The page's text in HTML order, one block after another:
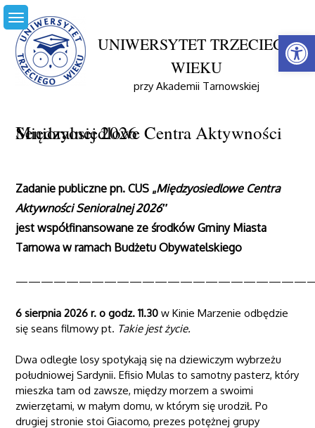
Skip
to
content
UNIWERSYTET TRZECIEGO
WIEKU
przy Akademii Tarnowskiej
Home
Międzyosiedlowe Centrum Aktywności Senioralnej
(MCAS)
Międzyosiedlowe Centra Aktywności Senioralnej 2026
Międzyosiedlowe Centra Aktywności Senioralnej 2026
Zadanie publiczne pn. CUS „Międzyosiedlowe Centra
Aktywności Senioralnej 2026″
jest współfinansowane ze środków Gminy Miasta
Tarnowa w ramach Budżetu Obywatelskiego
6 sierpnia 2026 r. o godz. 11.30 w Kinie Marzenie odbędzie
się seans filmowy pt. Takie jest życie.
Dwa odległe losy spotykają się na dziewiczym wybrzeżu
południowej Sardynii. Efisio Mulas to samotny pasterz, który
mieszka tam od zawsze, między morzem a swoimi
zwierzętami, w małym domu, w którym się urodził. Po
drugiej stronie stoi Giacomo, prezes potężnej grupy